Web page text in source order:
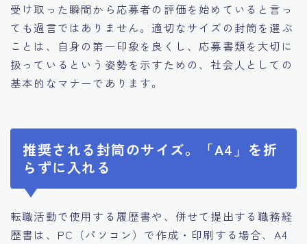
受け取った瞬間から応募者の評価を始めていると言っ
ても過言ではありません。適切なサイズの封筒を選ぶ
ことは、自身の第一印象を良くし、応募書類を大切に
扱っているという姿勢を示すための、社会人としての
基本的なマナーであります。
推奨される封筒のサイズ。「A4」を折
らずに入れる
転職活動で使用する履歴書や、併せて提出する職務経
歴書は、PC（パソコン）で作成・印刷する場合、A4